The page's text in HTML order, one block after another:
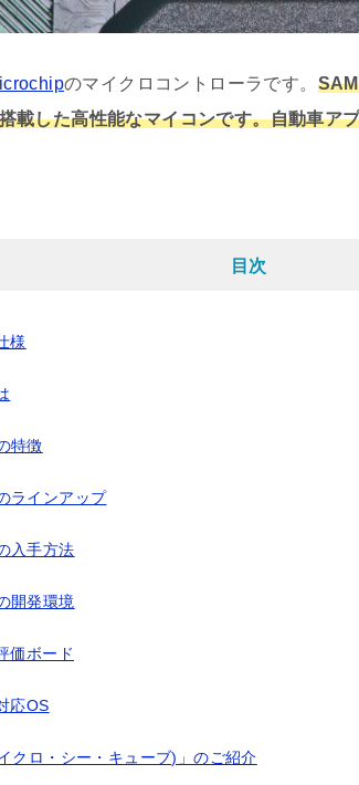
のマイクロコントローラです。
載した高性能なマイコンです。自動車ア
目次
様
特徴
ラインアップ
入手方法
開発環境
価ボード
応OS
クロ・シー・キューブ)」のご紹介